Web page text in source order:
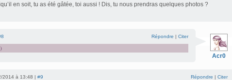
en soit, tu as été gâtée, toi aussi ! Dis, tu nous prendras quelques photos ?
Acr0
Répondre | Citer
2014 à 13:48 | #9 Répondre | Citer